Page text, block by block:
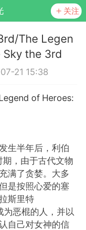
关注
视频
The Legen
the 3rd
21 15:38
生半年后，利伯
，由于古代文物
满了贪婪。大多
是按照心爱的塞
斯里特
为恶棍的人，并以
自己对女神的信